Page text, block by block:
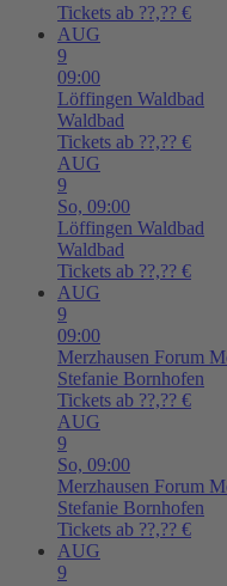
Tickets ab ??,?? €
AUG
9
09:00
Löffingen Waldbad
Waldbad
Tickets ab ??,?? €
AUG
9
So, 09:00
Löffingen Waldbad
Waldbad
Tickets ab ??,?? €
AUG
9
09:00
Merzhausen Forum
Stefanie Bornhofen
Tickets ab ??,?? €
AUG
9
So, 09:00
Merzhausen Forum
Stefanie Bornhofen
Tickets ab ??,?? €
AUG
9